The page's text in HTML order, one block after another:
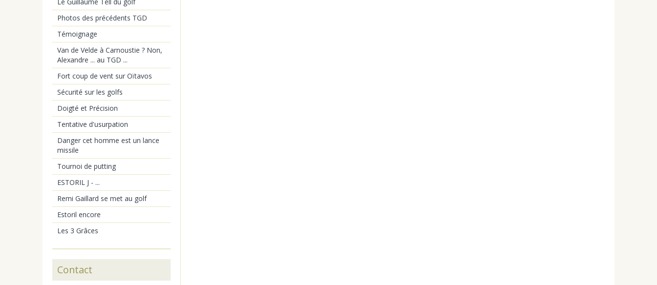
Le Guillaume Tell du golf
Photos des précédents TGD
Témoignage
Van de Velde à Carnoustie ? Non,
Alexandre ... au TGD ...
Fort coup de vent sur Oïtavos
Sécurité sur les golfs
Doigté et Précision
Tentative d'usurpation
Danger cet homme est un lance
missile
Tournoi de putting
ESTORIL J - ...
Remi Gaillard se met au golf
Estoril encore
Les 3 Grâces
Contact